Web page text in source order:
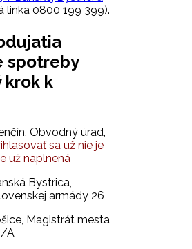
linka 0800 199 399).
spotreby
krok k
Obvodný úrad,
sa už nie je
už naplnená
Bystrica,
armády 26
Magistrát mesta
A